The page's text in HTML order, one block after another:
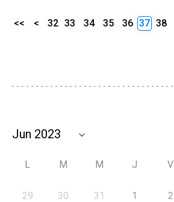
<< < 32 33 34 35 36 37 38
L M M J V
29 30 31 1 2